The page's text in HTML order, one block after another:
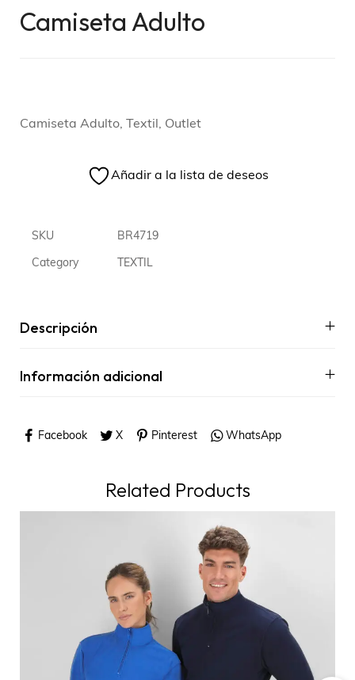
Camiseta Adulto
Camiseta Adulto, Textil, Outlet
Añadir a la lista de deseos
SKU BR4719
Category TEXTIL
Descripción
Información adicional
Facebook X Pinterest WhatsApp
Related Products